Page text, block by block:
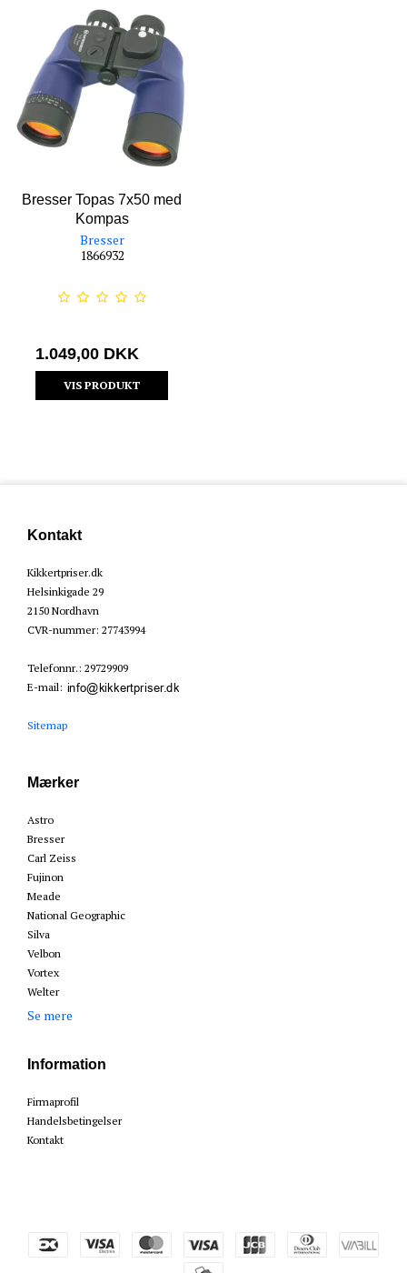
Bresser Topas 7x50 med
Kompas
Bresser
1866932
1.049,00 DKK
VIS PRODUKT
Kontakt
Kikkertpriser.dk
Helsinkigade 29
2150 Nordhavn
CVR-nummer: 27743994
Telefonnr. : 29729909
E-mail:
Sitemap
Mærker
Astro
Bresser
Carl Zeiss
Fujinon
Meade
National Geographic
Silva
Velbon
Vortex
Welter
Se mere
Information
Firmaprofil
Handelsbetingelser
Kontakt